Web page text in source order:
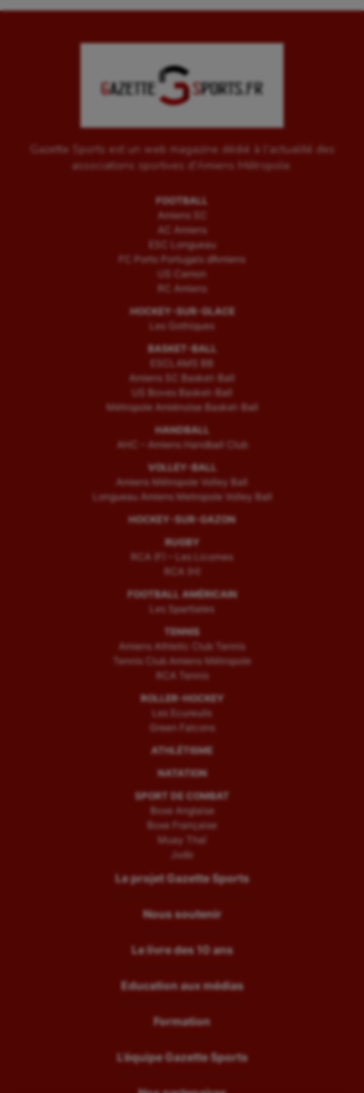
Gazette Sports est un web magazine dédié à l'actualité des
associations sportives d'Amiens Métropole.
FOOTBALL
Amiens SC
AC Amiens
ESC Longueau
FC Porto Portugais d’Amiens
US Camon
RC Amiens
HOCKEY-SUR-GLACE
Les Gothiques
BASKET-BALL
ESCLAMS BB
Amiens SC Basket-Ball
US Boves Basket-Ball
Métropole Amiénoise Basket-Ball
HANDBALL
AHC – Amiens Handball Club
VOLLEY-BALL
Amiens Métropole Volley Ball
Longueau Amiens Metropole Volley Ball
HOCKEY-SUR-GAZON
RUGBY
RCA (F) – Les Licornes
RCA (H)
FOOTBALL AMÉRICAIN
Les Spartiates
TENNIS
Amiens Athletic Club Tennis
Tennis Club Amiens Métropole
RCA Tennis
ROLLER-HOCKEY
Les Ecureuils
Green Falcons
ATHLÉTISME
NATATION
SPORT DE COMBAT
Boxe Anglaise
Boxe Française
Muay Thaï
Judo
Le projet Gazette Sports
Nous soutenir
Le livre des 10 ans
Education aux médias
Formation
L’équipe Gazette Sports